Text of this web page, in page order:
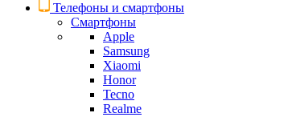
Телефоны и смартфоны
Смартфоны
Apple
Samsung
Xiaomi
Honor
Tecno
Realme